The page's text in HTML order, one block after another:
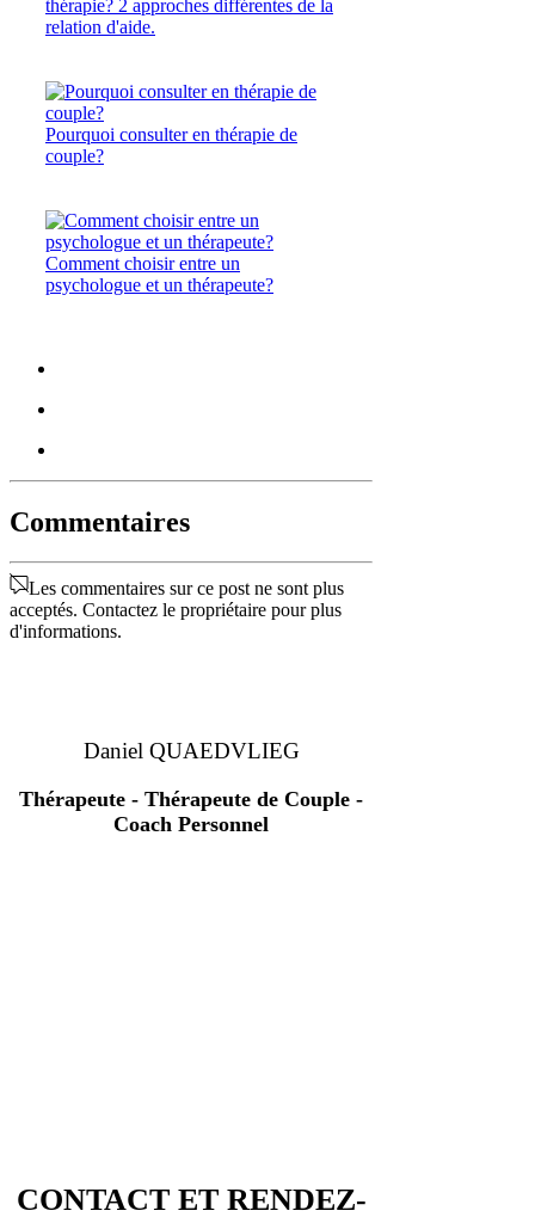
thérapie? 2 approches différentes de la
relation d'aide.
Pourquoi consulter en thérapie de
couple?
Comment choisir entre un
psychologue et un thérapeute?
Commentaires
Les commentaires sur ce post ne sont plus
acceptés. Contactez le propriétaire pour plus
d'informations.
Daniel QUAEDVLIEG
Thérapeute - Thérapeute de Couple -
Coach Personnel
CONTACT ET RENDEZ-